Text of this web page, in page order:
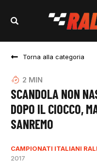
Torna alla categoria
2 MIN
SCANDOLA NON
DOPO IL CIOCCO,
SANREMO
CAMPIONATI ITALIANI
2017